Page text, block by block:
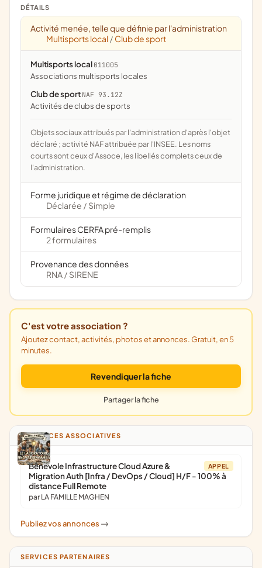
DÉTAILS
Activité menée, telle que définie par l'administration
Multisports local / Club de sport
Multisports local 011005
associations multisports locales
Club de sport NAF 93.12Z
Activités de clubs de sports
Objets sociaux attribués par l'administration d'après l'objet
déclaré ; activité NAF attribuée par l'INSEE. Les noms
courts sont ceux d'Assoce, les libellés complets ceux de
l'administration.
Forme juridique et régime de déclaration
Déclarée / Simple
Formulaires CERFA pré-remplis
2 formulaires
Provenance des données
RNA / SIRENE
C'est votre association ?
Ajoutez contact, activités, photos et annonces. Gratuit, en 5
minutes.
Revendiquer la fiche
Partager la fiche
ANNONCES ASSOCIATIVES
APPEL
Bénévole Infrastructure Cloud Azure &
Migration Auth [Infra / DevOps / Cloud] H/F - 100% à
distance Full Remote
par LA FAMILLE MAGHEN
Publiez vos annonces ->
SERVICES PARTENAIRES